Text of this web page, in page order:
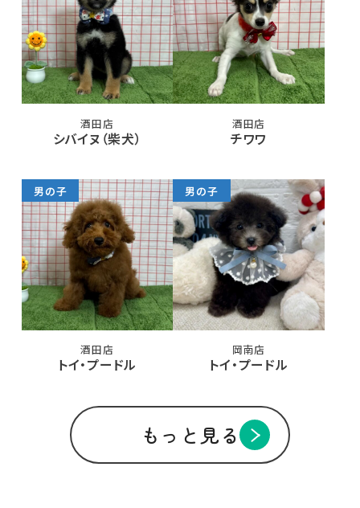
酒田店
シバイヌ（柴犬）
酒田店
チワワ
男の子
酒田店
トイ・プードル
男の子
岡南店
トイ・プードル
もっと見る